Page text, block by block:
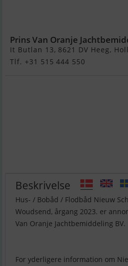
Prins Van Oranje
It Butlan 13, 8621 DV Heeg,
Tlf. +31 515 444 550
Beskrivelse
Hus- / Bobåd / Flodbåd Nieuw
Woudsend, årgang 2023. er
Van Oranje Jachtbemiddeling BV.
For yderligere information om